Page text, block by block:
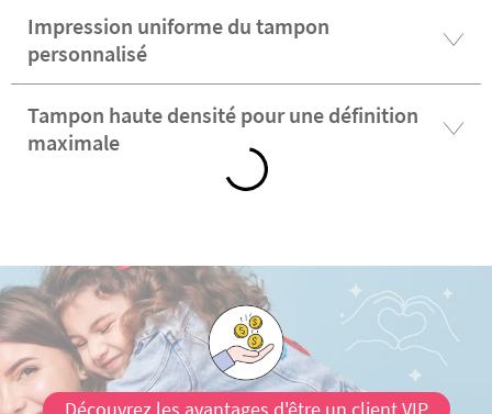
Impression uniforme du tampon
personnalisé
Tampon haute densité pour une définition
maximale
Découvrez les avantages d'être un client VIP
Satisfaction garantie